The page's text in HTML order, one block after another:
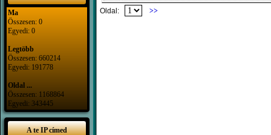
Ma
Összesen: 0
Egyedi: 0
Legtöbb
Összesen: 660214
Egyedi: 191778
Oldal ...
Összesen: 1168864
Egyedi: 343445
A te IP címed
Oldal: >>